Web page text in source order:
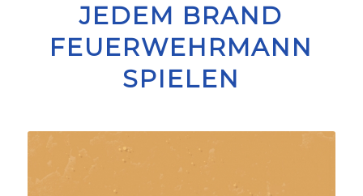
JEDEM BRAND
FEUERWEHRMANN
SPIELEN